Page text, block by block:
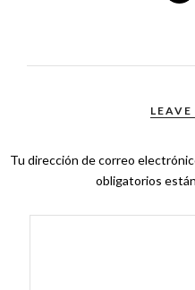
LEAVE
Tu dirección de correo
obligatorios